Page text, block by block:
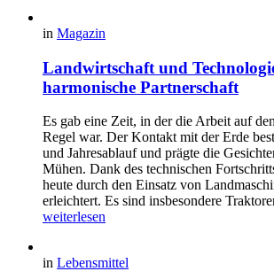
in Magazin
Landwirtschaft und
harmonische Partnerschaft
Es gab eine Zeit, in der die Arbeit auf
Regel war. Der Kontakt mit der Erde
und Jahresablauf und prägte die
Mühen. Dank des technischen
heute durch den Einsatz von
erleichtert. Es sind insbesondere
weiterlesen
in Lebensmittel